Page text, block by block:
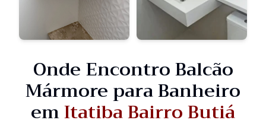
Onde Encontro Balcão
Mármore para Banheiro
emItatiba Bairro Butiá